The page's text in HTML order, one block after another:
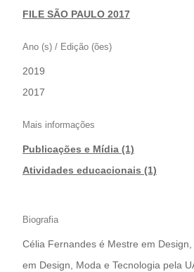
|FILE SÃO PAULO 2017
Ano (s) / Edição (ões)
2019
|2017
Mais informações
Publicações e Mídia (1)
|Atividades educacionais (1)
Biografia
Célia Fernandes é Mestre em
em Design, Moda e Tecnologia pela